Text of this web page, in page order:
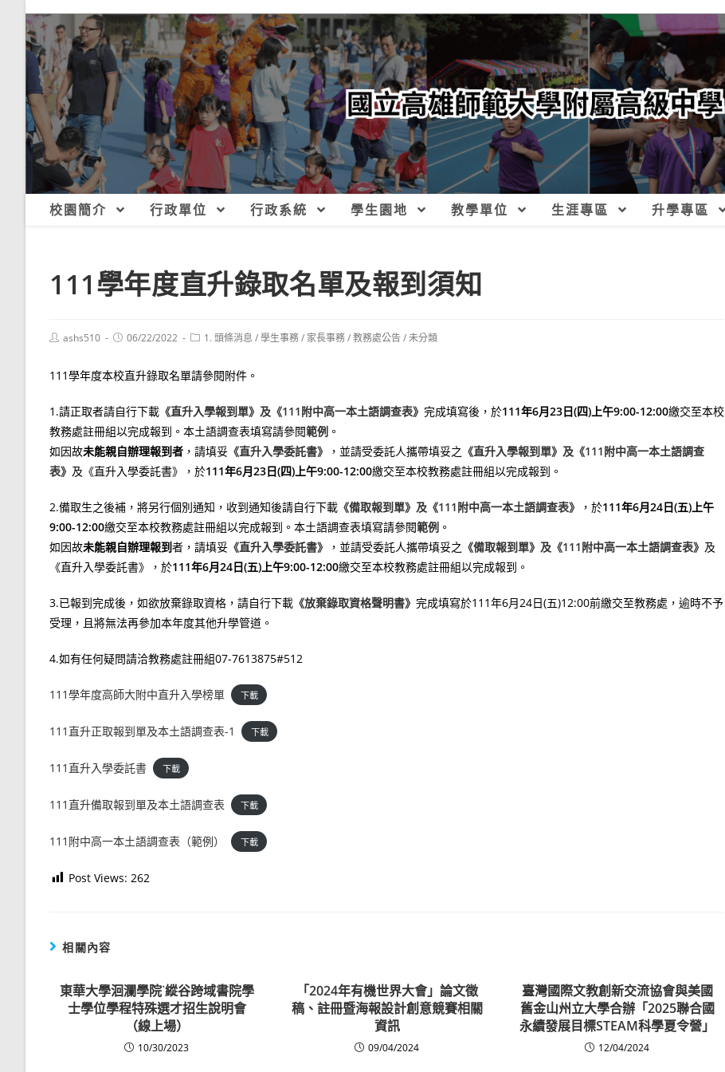
校園簡介 行政單位 行政系統 學生園地 教學單位 生涯專區 升學專區
111學年度直升錄取名單及報到須知
Postashs510
Post06/22/2022
Post1. 頭條消息 /學生事務/ 家長事務/教務處公告/未分類
111學年度本校直升錄取名單請參閱附件。
1.請正取者請自行下載 《直升入學報到單》及《111附中高一本土語調查表》 完成填寫後，於111年6月23日(四)上午9:00-12:00繳交至本校
教務處註冊組以完成報到。本土語調查表填寫請參閱範例 。
如因故未能親自辦理報到者 ，請填妥 《直升入學委託書》 ，並請受委託人攜帶填妥之 《直升入學報到單》及《111附中高一本土語調查
表》 及《直升入學委託書》，於111年6月23日(四)上午9:00-12:00繳交至本校教務處註冊組以完成報到。
2.備取生之後補，將另行個別通知，收到通知後請自行下載 《備取報到單》及《111附中高一本土語調查表》 ，於111年6月24日(五)上午
9:00-12:00繳交至本校教務處註冊組以完成報到。本土語調查表填寫請參閱範例 。
如因故未能親自辦理報到者，請填妥 《直升入學委託書》 ，並請受委託人攜帶填妥之 《備取報到單》及《111附中高一本土語調查表》 及
《直升入學委託書》，於111年6月24日(五)上午9:00-12:00繳交至本校教務處註冊組以完成報到。
3.已報到完成後，如欲放棄錄取資格，請自行下載 《放棄錄取資格聲明書》 完成填寫於111年6月24日(五)12:00前繳交至教務處，逾時不予
受理，且將無法再參加本年度其他升學管道。
4.如有任何疑問請洽教務處註冊組07-7613875#512
111學年度高師大附中直升入學榜單 下載
111直升正取報到單及本土語調查表-1 下載
111直升入學委託書 下載
111直升備取報到單及本土語調查表 下載
111附中高一本土語調查表（範例） 下載
Post Views: 262
相關內容
東華大學洄瀾學院˙縱谷跨域書院學
士學位學程特殊選才招生說明會
（線上場）
10/30/2023
「2024年有機世界大會」論文徵
稿、註冊暨海報設計創意競賽相關
資訊
09/04/2024
臺灣國際文教創新交流協會與美國
舊金山州立大學合辦「2025聯合國
永續發展目標STEAM科學夏令營」
12/04/2024